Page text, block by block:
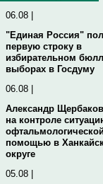
06.08 |
"Единая Россия"
первую строку в
избирательном
выборах в Госдуму
06.08 |
Александр
на контроле
офтальмологической
помощью в
округе
05.08 |